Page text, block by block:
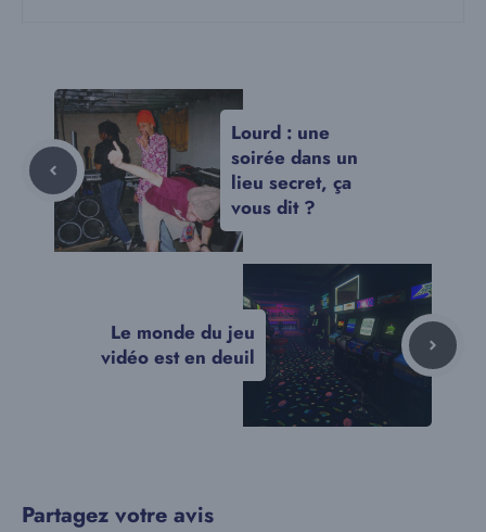
Lourd : une
soirée dans un
lieu secret, ça
vous dit ?
Le monde du jeu
vidéo est en deuil
Partagez votre avis